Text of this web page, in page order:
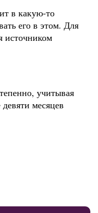
в какую-то
его в этом. Для
источником
учитывая
месяцев